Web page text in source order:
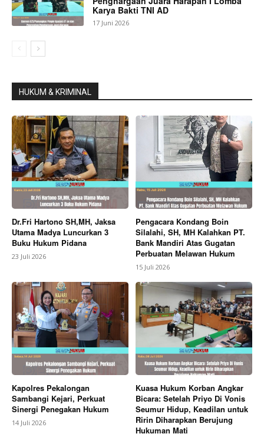
Karya Bakti TNI AD
17 Juni 2026
HUKUM & KRIMINAL
Dr.Fri Hartono SH,MH, Jaksa
Utama Madya Luncurkan 3
Buku Hukum Pidana
23 Juli 2026
Pengacara Kondang Boin
Silalahi, SH, MH Kalahkan PT.
Bank Mandiri Atas Gugatan
Perbuatan Melawan Hukum
15 Juli 2026
Kapolres Pekalongan
Sambangi Kejari, Perkuat
Sinergi Penegakan Hukum
14 Juli 2026
Kuasa Hukum Korban Angkar
Bicara: Setelah Priyo Di Vonis
Seumur Hidup, Keadilan untuk
Ririn Diharapkan Berujung
Hukuman Mati